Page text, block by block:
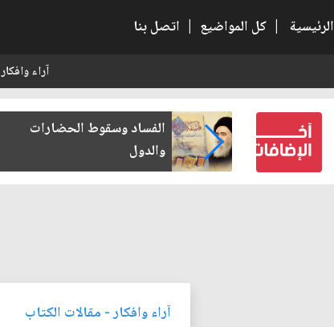
الرئيسية | كل المواضيع | اتصل بنا
آراء وافكار
كتب لنفسه
الفساد وسقوط الحضارات
والدول
آراء وافكار- مقالات الكتاب